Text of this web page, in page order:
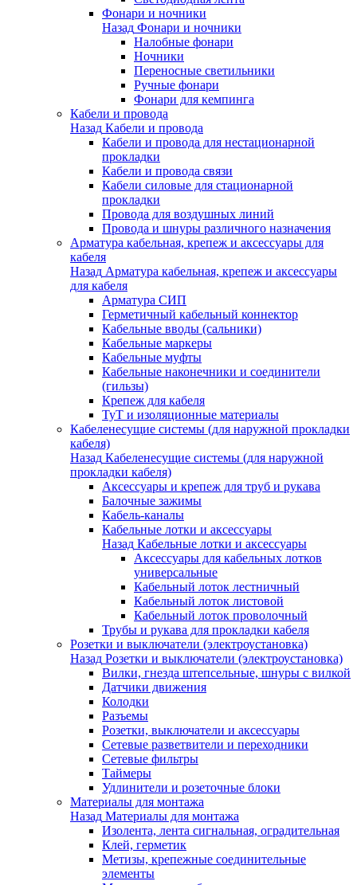
Фонари и ночники
Назад Фонари и ночники
Налобные фонари
Ночники
Переносные светильники
Ручные фонари
Фонари для кемпинга
Кабели и провода
Назад Кабели и провода
Кабели и провода для нестационарной
прокладки
Кабели и провода связи
Кабели силовые для стационарной
прокладки
Провода для воздушных линий
Провода и шнуры различного назначения
Арматура кабельная, крепеж и аксессуары для
кабеля
Назад Арматура кабельная, крепеж и аксессуары
для кабеля
Арматура СИП
Герметичный кабельный коннектор
Кабельные вводы (сальники)
Кабельные маркеры
Кабельные муфты
Кабельные наконечники и соединители
(гильзы)
Крепеж для кабеля
ТуТ и изоляционные материалы
Кабеленесущие системы (для наружной прокладки
кабеля)
Назад Кабеленесущие системы (для наружной
прокладки кабеля)
Аксессуары и крепеж для труб и рукава
Балочные зажимы
Кабель-каналы
Кабельные лотки и аксессуары
Назад Кабельные лотки и аксессуары
Аксессуары для кабельных лотков
универсальные
Кабельный лоток лестничный
Кабельный лоток листовой
Кабельный лоток проволочный
Трубы и рукава для прокладки кабеля
Розетки и выключатели (электроустановка)
Назад Розетки и выключатели (электроустановка)
Вилки, гнезда штепсельные, шнуры с вилкой
Датчики движения
Колодки
Разъемы
Розетки, выключатели и аксессуары
Сетевые разветвители и переходники
Сетевые фильтры
Таймеры
Удлинители и розеточные блоки
Материалы для монтажа
Назад Материалы для монтажа
Изолента, лента сигнальная, оградительная
Клей, герметик
Метизы, крепежные соединительные
элементы